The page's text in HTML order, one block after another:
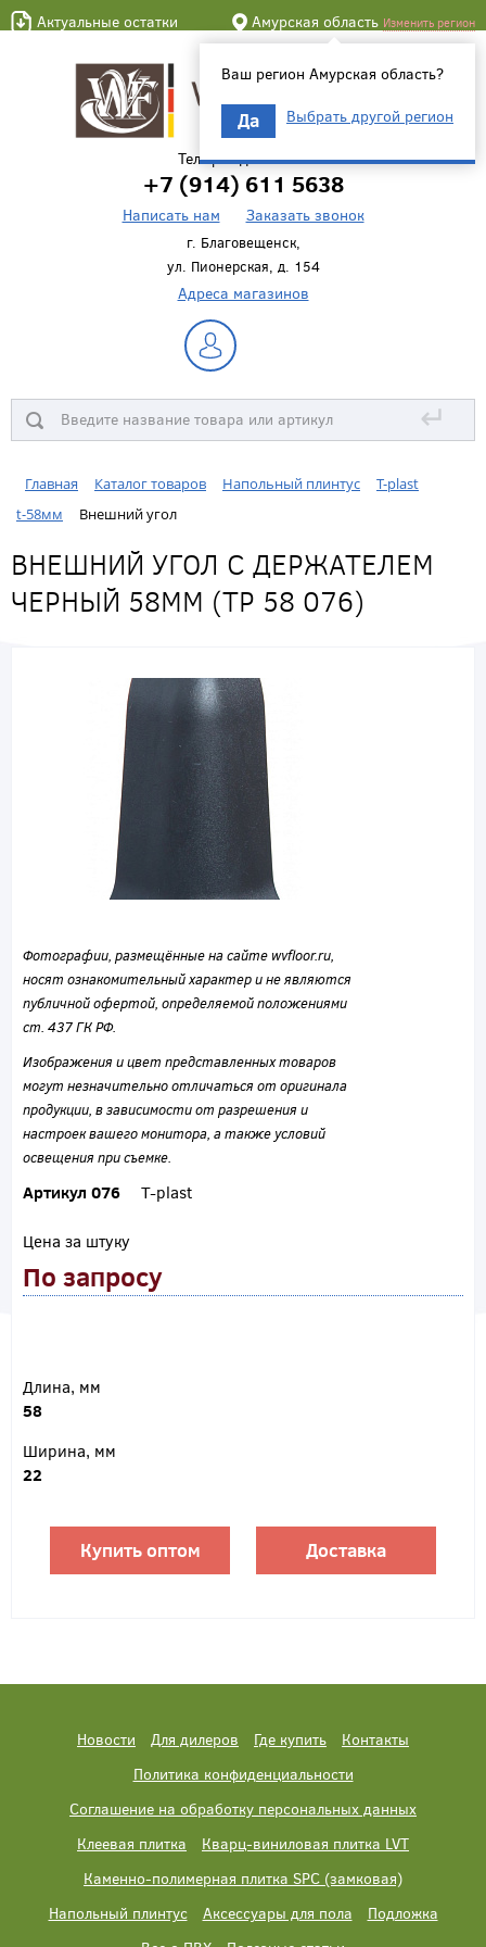
Актуальные остатки Амурская область Изменить регион
Ваш регион Амурская область?
Да Выбрать другой регион
Телефон для связи
+7 (914) 611 5638
Написать нам Заказать звонок
г. Благовещенск,
ул. Пионерская, д. 154
Адреса магазинов
↵
Главная Каталог товаров Напольный плинтус
T-plast
t-58мм
Внешний угол
ВНЕШНИЙ УГОЛ С ДЕРЖАТЕЛЕМ
ЧЕРНЫЙ 58ММ (ТР 58 076)
Фотографии, размещённые на сайте wvfloor.ru,
носят ознакомительный характер и не являются
публичной офертой, определяемой положениями
ст. 437 ГК РФ.
Изображения и цвет представленных товаров
могут незначительно отличаться от оригинала
продукции, в зависимости от разрешения и
настроек вашего монитора, а также условий
освещения при съемке.
Артикул 076 T-plast
Цена за штуку
По запросу
Длина, мм
58
Ширина, мм
22
Купить оптом Доставка
Новости Для дилеров Где купить
Контакты
Политика конфиденциальности
Соглашение на обработку персональных данных
Клеевая плитка
Кварц-виниловая плитка LVT
Каменно-полимерная плитка SPC (замковая)
Напольный плинтус
Аксессуары для пола
Подложка